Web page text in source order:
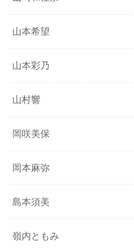
山本希望
山本彩乃
山村響
岡咲美保
岡本麻弥
島本須美
嶺内ともみ